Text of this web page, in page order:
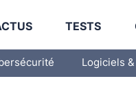
TESTS
Logiciels